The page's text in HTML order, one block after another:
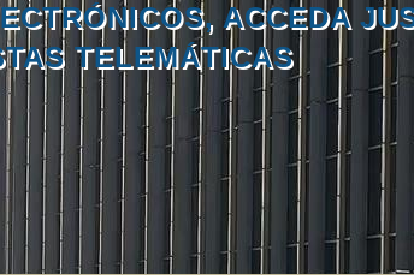
ACCEDA
TELEMÁTICAS